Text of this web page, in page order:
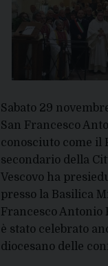
Sabato 29
San Francesco
conosciuto come il
secondario della
Vescovo ha
presso la Basilica
Francesco Antonio
è stato celebrato
diocesano delle